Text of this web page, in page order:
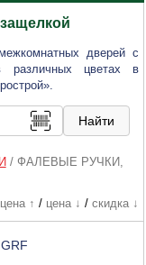
дверей с
различных цветах в
/ ФАЛЕВЫЕ РУЧКИ,
цена ↑ / цена ↓ / скидка ↓